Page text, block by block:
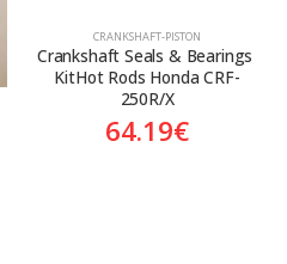
CRANKSHAFT-PISTON
Crankshaft Seals & Bearings
KitHot Rods Honda CRF-
250R/X
64.19€